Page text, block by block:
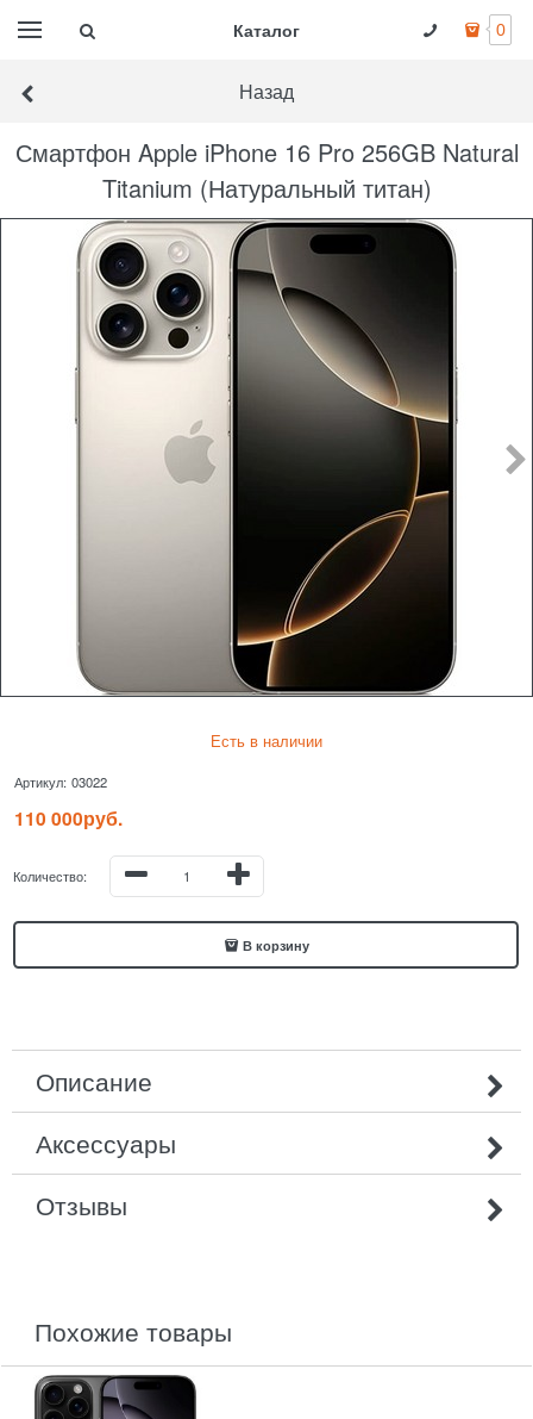
Каталог 0
Назад
Смартфон Apple iPhone 16 Pro 256GB Natural
Titanium (Натуральный титан)
Есть в наличии
Артикул: 03022
110 000руб.
Количество:
В корзину
Описание
Аксессуары
Отзывы
похожие товары